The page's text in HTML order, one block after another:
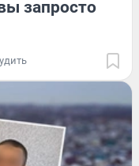
запросто